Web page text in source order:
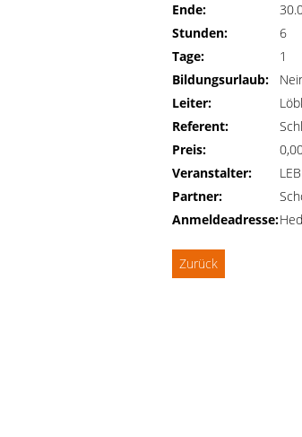
Ende:
Stunden:
6
Tage:
1
Bildungsurlaub:
Leiter:
Referent:
Preis:
Veranstalter:
Partner:
Anmeldeadresse:
Zurück